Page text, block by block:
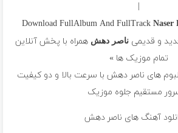
|
Download FullAlbum And FullTrack Naser
و قدیمیناصر دهش همراه با پخش آنلاین
تمام موزیک ها »
های ناصر دهش با سرعت بالا و دو کیفیت
مستقیم جلوه موزیک